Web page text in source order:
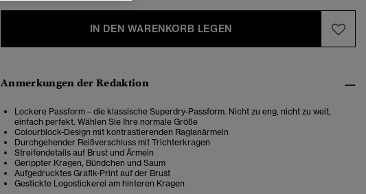
IN DEN WARENKORB LEGEN
Anmerkungen der Redaktion
Lockere Passform – die klassische Superdry-Passform. Nicht zu eng, nicht zu weit,
einfach perfekt. Wählen Sie Ihre normale Größe
Colourblock-Design mit kontrastierenden Raglanärmeln
Durchgehender Reißverschluss mit Trichterkragen
Streifendetails auf Brust und Ärmeln
Gerippter Kragen, Bündchen und Saum
Aufgedrucktes Grafik-Print auf der Brust
Gestickte Logostickerei am hinteren Kragen